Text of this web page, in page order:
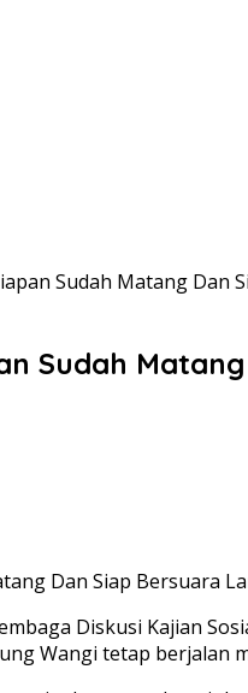
Sudah Matang Dan
Sudah
Dan Siap Bersuara
Diskusi Kajian
Wangi tetap berjalan